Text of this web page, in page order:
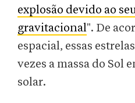
explosão devido ao
gravitacional". De
espacial, essas
vezes a massa do Sol
solar.